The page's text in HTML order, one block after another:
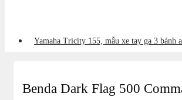
Yamaha Tricity 155, mẫu xe tay ga 3 bánh
Benda Dark Flag 500